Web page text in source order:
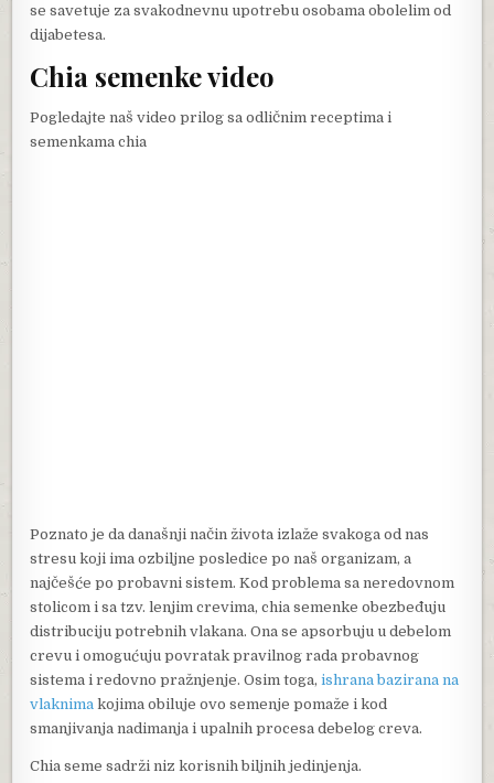
se savetuje za svakodnevnu upotrebu osobama obolelim od
dijabetesa.
Chia semenke video
Pogledajte naš video prilog sa odličnim receptima i
semenkama chia
Poznato je da današnji način života izlaže svakoga od nas
stresu koji ima ozbiljne posledice po naš organizam, a
najčešće po probavni sistem. Kod problema sa neredovnom
stolicom i sa tzv. lenjim crevima, chia semenke obezbeđuju
distribuciju potrebnih vlakana. Ona se apsorbuju u debelom
crevu i omogućuju povratak pravilnog rada probavnog
sistema i redovno pražnjenje. Osim toga,ishrana bazirana na
vlaknima kojima obiluje ovo semenje pomaže i kod
smanjivanja nadimanja i upalnih procesa debelog creva.
Chia seme sadrži niz korisnih biljnih jedinjenja.